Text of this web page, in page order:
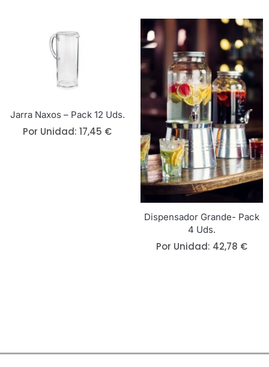
Jarra Naxos – Pack 12 Uds.
Por Unidad: 17,45 €
Dispensador Grande- Pack
4 Uds.
Por Unidad: 42,78 €